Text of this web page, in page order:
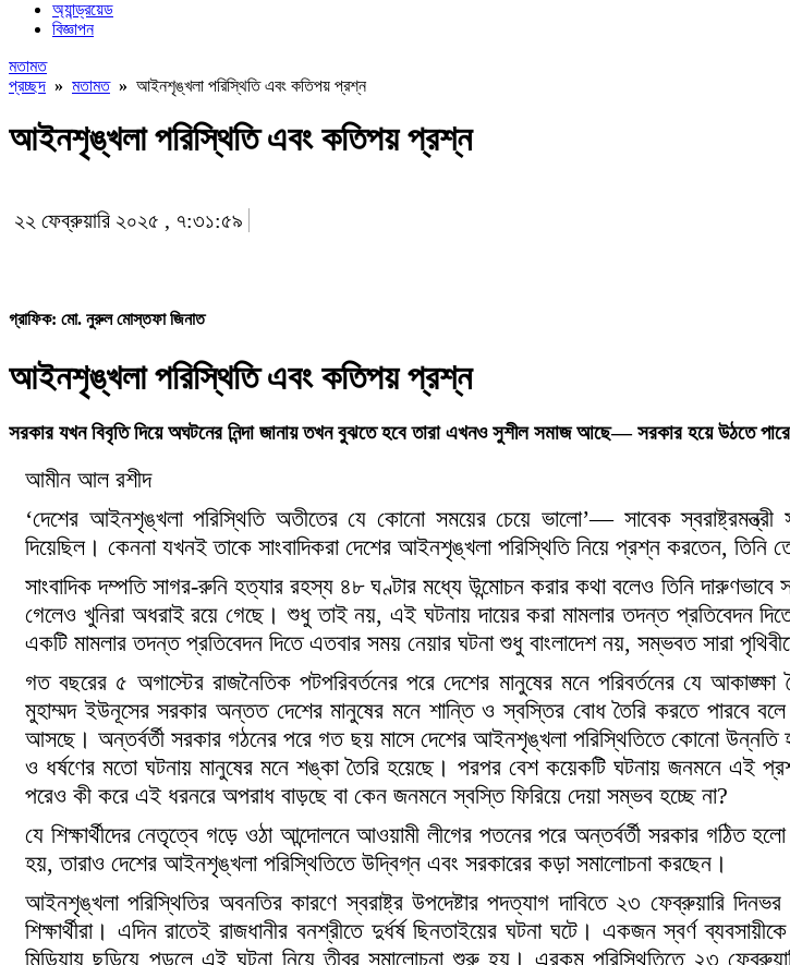
অ্যান্ড্রয়েড
বিজ্ঞাপন
মতামত
প্রচ্ছদ » মতামত» আইনশৃঙ্খলা পরিস্থিতি এবং কতিপয় প্রশ্ন
আইনশৃঙ্খলা পরিস্থিতি এবং কতিপয় প্রশ্ন
২২ ফেব্রুয়ারি ২০২৫ , ৭:৩১:৫৯
গ্রাফিক: মো. নুরুল মোস্তফা জিনাত
আইনশৃঙ্খলা পরিস্থিতি এবং কতিপয় প্রশ্ন
সরকার যখন বিবৃতি দিয়ে অঘটনের নিন্দা জানায় তখন বুঝতে হবে তারা এখনও সুশীল সমাজ আছে— সরকার হয়ে উঠতে
আমীন আল রশীদ
‘দেশের আইনশৃঙ্খলা পরিস্থিতি অতীতের যে কোনো সময়ের চেয়ে ভালো’— সাবেক
দিয়েছিল। কেননা যখনই তাকে সাংবাদিকরা দেশের আইনশৃঙ্খলা পরিস্থিতি নিয়ে প্রশ্ন করতেন,
সাংবাদিক দম্পতি সাগর-রুনি হত্যার রহস্য ৪৮ ঘণ্টার মধ্যে উন্মোচন করার কথা বলেও তিনি
গেলেও খুনিরা অধরাই রয়ে গেছে। শুধু তাই নয়, এই ঘটনায় দায়ের করা মামলার তদন্ত প্রতিবেদন
একটি মামলার তদন্ত প্রতিবেদন দিতে এতবার সময় নেয়ার ঘটনা শুধু বাংলাদেশ নয়, সম্ভবত সারা
গত বছরের ৫ অগাস্টের রাজনৈতিক পটপরিবর্তনের পরে দেশের মানুষের মনে পরিবর্তনের যে
মুহাম্মদ ইউনূসের সরকার অন্তত দেশের মানুষের মনে শান্তি ও স্বস্তির বোধ তৈরি করতে পারবে
আসছে। অন্তর্বর্তী সরকার গঠনের পরে গত ছয় মাসে দেশের আইনশৃঙ্খলা পরিস্থিতিতে কোনো উন্নতি
ও ধর্ষণের মতো ঘটনায় মানুষের মনে শঙ্কা তৈরি হয়েছে। পরপর বেশ কয়েকটি ঘটনায় জনমনে এই
পরেও কী করে এই ধরনরে অপরাধ বাড়ছে বা কেন জনমনে স্বস্তি ফিরিয়ে দেয়া সম্ভব হচ্ছে না?
যে শিক্ষার্থীদের নেতৃত্বে গড়ে ওঠা আন্দোলনে আওয়ামী লীগের পতনের পরে অন্তর্বর্তী সরকার গঠিত
হয়, তারাও দেশের আইনশৃঙ্খলা পরিস্থিতিতে উদ্বিগ্ন এবং সরকারের কড়া সমালোচনা করছেন।
আইনশৃঙ্খলা পরিস্থিতির অবনতির কারণে স্বরাষ্ট্র উপদেষ্টার পদত্যাগ দাবিতে ২৩ ফেব্রুয়ারি
শিক্ষার্থীরা। এদিন রাতেই রাজধানীর বনশ্রীতে দুর্ধর্ষ ছিনতাইয়ের ঘটনা ঘটে। একজন স্বর্ণ
মিডিয়ায় ছড়িয়ে পড়লে এই ঘটনা নিয়ে তীব্র সমালোচনা শুরু হয়। এরকম পরিস্থিতিতে ২৩